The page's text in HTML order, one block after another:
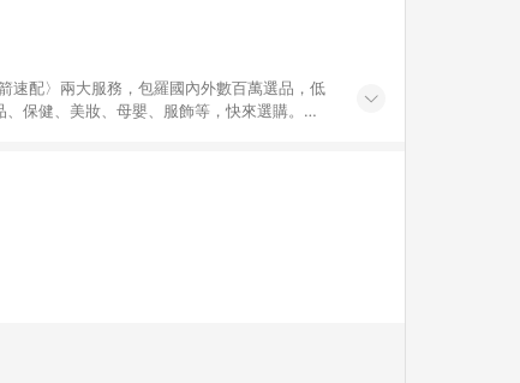
速配〉兩大服務，包羅國內外數百萬選品，低
保健、美妝、母嬰、服飾等，快來選購。